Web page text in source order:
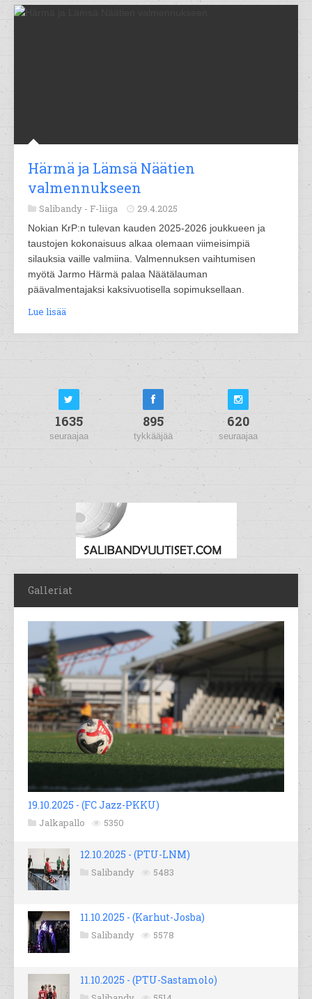
Härmä ja Lämsä Näätien
valmennukseen
Salibandy - F-liiga 29.4.2025
Nokian KrP:n tulevan kauden 2025-2026 joukkueen ja
taustojen kokonaisuus alkaa olemaan viimeisimpiä
silauksia vaille valmiina. Valmennuksen vaihtumisen
myötä Jarmo Härmä palaa Näätälauman
päävalmentajaksi kaksivuotisella sopimuksellaan.
Lue lisää
1635
seuraajaa
895
tykkääjää
620
seuraajaa
Galleriat
19.10.2025 - (FC Jazz-PKKU)
Jalkapallo 5350
12.10.2025 - (PTU-LNM)
Salibandy 5483
11.10.2025 - (Karhut-Josba)
Salibandy 5578
11.10.2025 - (PTU-Sastamolo)